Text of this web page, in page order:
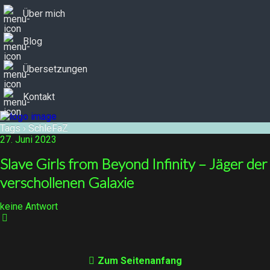
Über mich
Blog
Übersetzungen
Kontakt
Tags › SchleFaZ
27. Juni 2023
Slave Girls from Beyond Infinity – Jäger der
verschollenen Galaxie
keine Antwort
Zum Seitenanfang